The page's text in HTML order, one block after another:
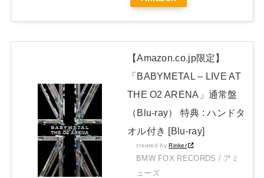
【Amazon.co.jp限定】
「BABYMETAL – LIVE AT
THE O2 ARENA」通常盤
（Blu-ray） 特典 : ハンドタ
オル付き [Blu-ray]
created byRinker
BMW FOX RECORDS / アミ
ューズ